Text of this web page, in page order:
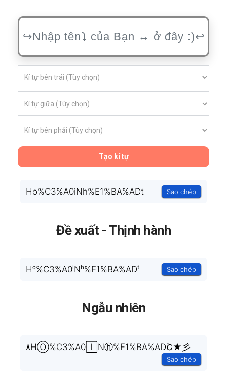
Tạo kí tự
Ho%C3%A0iNh%E1%BA%ADt Sao chép
Đề xuất - Thịnh hành
Hᵒ%C3%A0ⁱNʰ%E1%BA%ADᵗ Sao chép
Ngẫu nhiên
۸HⓄ%C3%A0🄸Nⓗ%E1%BA%ADՇ★彡
Sao chép